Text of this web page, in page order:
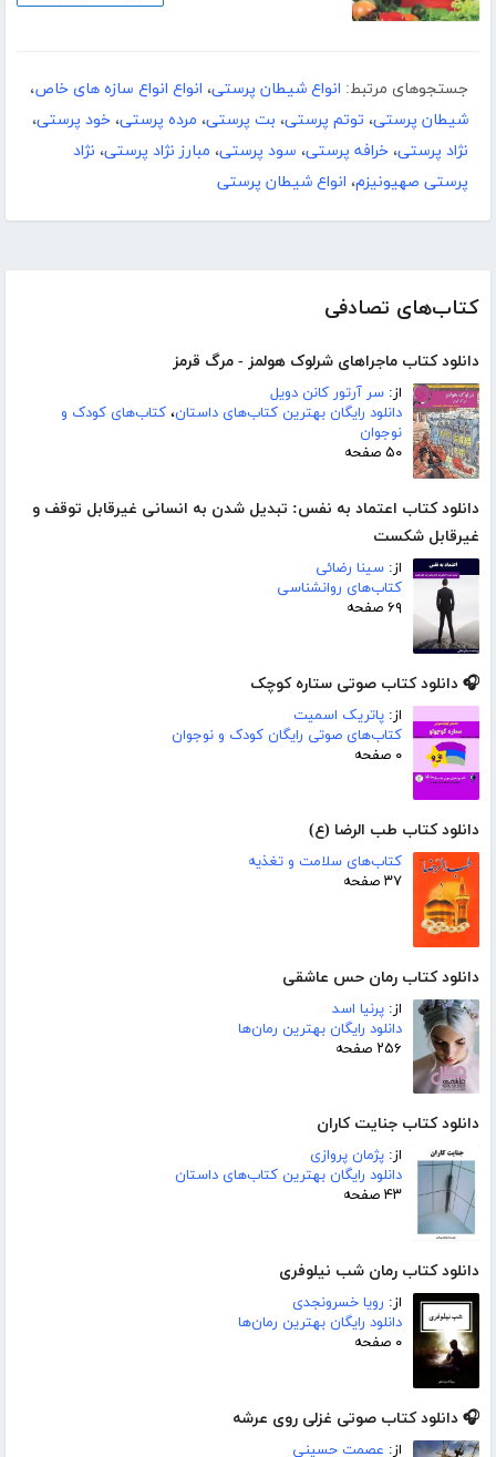
کتاب‌های تصادفی
دانلود کتاب ماجراهای شرلوک هولمز - مرگ قرمز
از: سر آرتور کانن دویل
دانلود رایگان بهترین کتاب‌های داستان، کتاب‌های کودک و
نوجوان
۵۰ صفحه
دانلود کتاب اعتماد به نفس: تبدیل شدن به انسانی غیرقابل توقف و
غیرقابل شکست
از: سینا رضائی
کتاب‌های روانشناسی
۶۹ صفحه
🎧 دانلود کتاب صوتی ستاره کوچک
از: پاتریک اسمیت
کتاب‌های صوتی رایگان کودک و نوجوان
۰ صفحه
دانلود کتاب طب الرضا (ع)
کتاب‌های سلامت و تغذیه
۳۷ صفحه
دانلود کتاب رمان حس عاشقی
از: پرنیا اسد
دانلود رایگان بهترین رمان‌ها
۲۵۶ صفحه
دانلود کتاب جنایت کاران
از: پژمان پروازی
دانلود رایگان بهترین کتاب‌های داستان
۴۳ صفحه
دانلود کتاب رمان شب نیلوفری
از: رویا خسرونجدی
دانلود رایگان بهترین رمان‌ها
۰ صفحه
🎧 دانلود کتاب صوتی غزلی روی عرشه
از: عصمت حسینی
جستجوهای مرتبط: انواع شیطان پرستی، انواع انواع سازه های خاص،
شیطان پرستی، توتم پرستی، بت پرستی، مرده پرستی، خود پرستی،
نژاد پرستی، خرافه پرستی، سود پرستی، مبارز نژاد پرستی، نژاد
پرستی صهیونیزم، انواع شیطان پرستی